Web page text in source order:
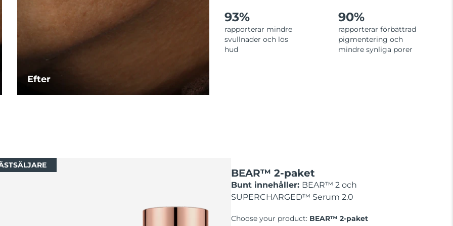
Efter
93%
rapporterar mindre
svullnader och lös
hud
90%
rapporterar förbättrad
pigmentering och
mindre synliga porer
BEAR™ 2-paket
Bunt innehåller: BEAR™ 2 och
SUPERCHARGED™ Serum 2.0
Choose your product: BEAR™ 2-paket